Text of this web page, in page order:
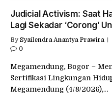
Judicial Activism: Saat
Lagi Sekadar ‘Corong’
By Syailendra Anantya Prawira
0
Megamendung, Bogor –
Sertifikasi Lingkungan
Megamendung (4/8/2026),…